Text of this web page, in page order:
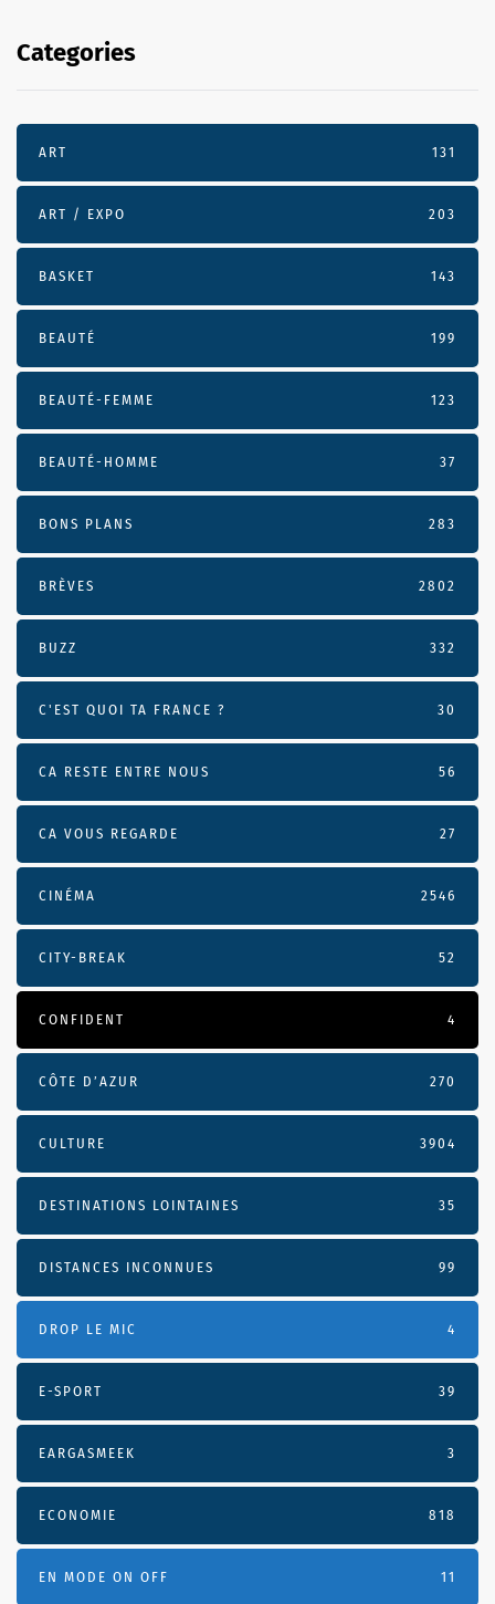
Categories
ART 131
ART / EXPO 203
BASKET 143
BEAUTÉ 199
BEAUTÉ-FEMME 123
BEAUTÉ-HOMME 37
BONS PLANS 283
BRÈVES 2802
BUZZ 332
C'EST QUOI TA FRANCE ? 30
CA RESTE ENTRE NOUS 56
CA VOUS REGARDE 27
CINÉMA 2546
CITY-BREAK 52
CONFIDENT 4
CÔTE D’AZUR 270
CULTURE 3904
DESTINATIONS LOINTAINES 35
DISTANCES INCONNUES 99
DROP LE MIC 4
E-SPORT 39
EARGASMEEK 3
ECONOMIE 818
EN MODE ON OFF 11